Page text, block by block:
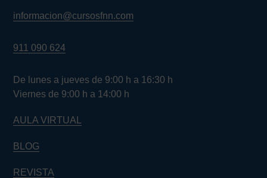
informacion@cursosfnn.com
911 090 624
De lunes a jueves de 9:00 h a 16:30 h
Viernes de 9:00 h a 14:00 h
AULA VIRTUAL
BLOG
REVISTA